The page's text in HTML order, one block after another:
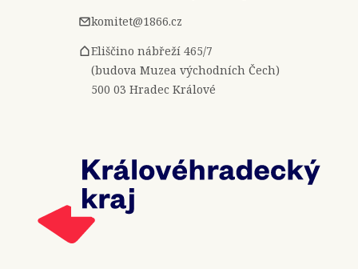
komitet@1866.cz
Eliščino nábřeží 465/7
(budova Muzea východních Čech)
500 03 Hradec Králové